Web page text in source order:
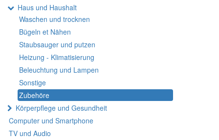
Haus und Haushalt
Waschen und trocknen
Bügeln et Nähen
Staubsauger und putzen
Heizung - Klimatisierung
Beleuchtung und Lampen
Sonstige
Zubehöre
Körperpflege und Gesundheit
Computer und Smartphone
TV und Audio